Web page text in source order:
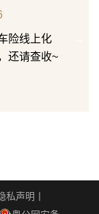
险线上化
还请查收~
私声明